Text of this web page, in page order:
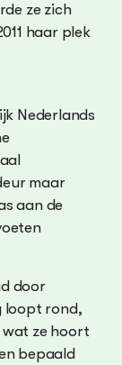
ze zich
haar plek
Nederlands
maar
aan de
door
loopt rond,
wat ze hoort
bepaald